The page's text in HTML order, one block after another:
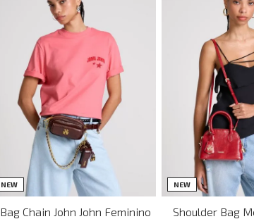
NEW UN
Bag Chain John John Feminino
NEW UN